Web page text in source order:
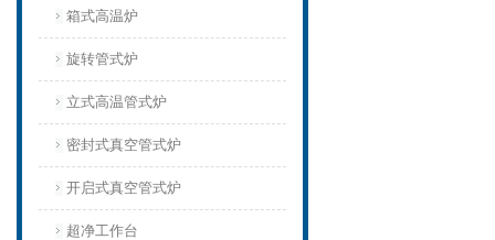
箱式高温炉
旋转管式炉
立式高温管式炉
密封式真空管式炉
开启式真空管式炉
超净工作台